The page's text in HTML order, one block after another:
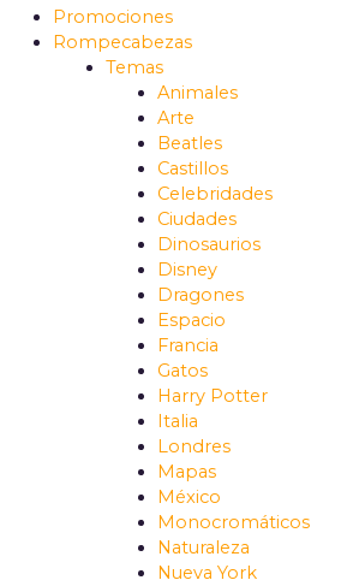
Promociones
Rompecabezas
Temas
Animales
Arte
Beatles
Castillos
Celebridades
Ciudades
Dinosaurios
Disney
Dragones
Espacio
Francia
Gatos
Harry Potter
Italia
Londres
Mapas
México
Monocromáticos
Naturaleza
Nueva York